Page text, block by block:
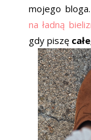
mojego
na ładną
gdy piszę